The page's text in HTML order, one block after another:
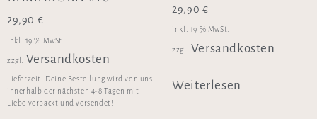
29,90 €
inkl. 19 % MwSt.
zzgl. Versandkosten
Lieferzeit: Deine Bestellung wird von uns
innerhalb der nächsten 4-8 Tagen mit
Liebe verpackt und versendet!
29,90 €
inkl. 19 % MwSt.
zzgl. Versandkosten
Weiterlesen